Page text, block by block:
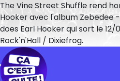
The Vine Street Shuffle rend
Hooker avec l'album Zebedee
does Earl Hooker qui sort le
Rock'n'Hall / Dixiefrog.